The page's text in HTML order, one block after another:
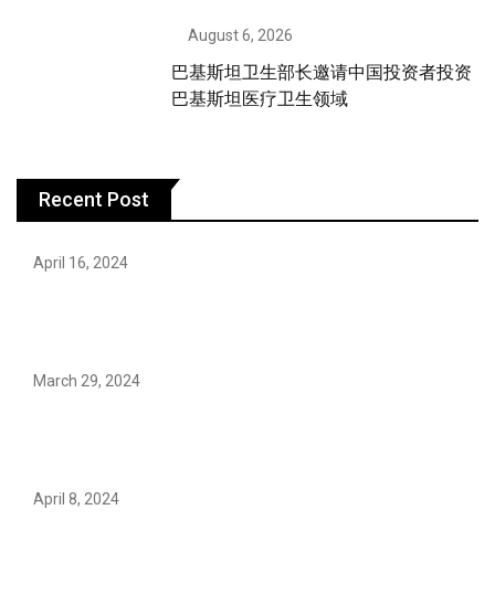
August 6, 2026
巴基斯坦卫生部长邀请中国投资者投资
巴基斯坦医疗卫生领域
Recent Post
April 16, 2024
March 29, 2024
April 8, 2024